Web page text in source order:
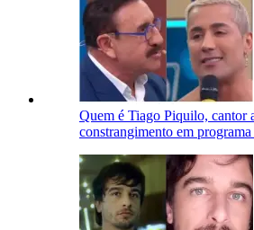
Quem é Tiago Piquilo, cantor
constrangimento em